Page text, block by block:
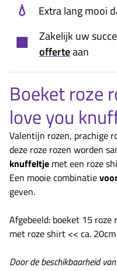
💧 Extra lang mooi
🏢
Zakelijk uw
offerteaan
Boeket roze
love you
Valentijn rozen, prachige
deze roze rozen worden
knuffeltje met een roze
Een mooie combinatie
geven.
Afgebeeld: boeket 15
met roze shirt << ca. 20cm
Door de beschikbaarheid